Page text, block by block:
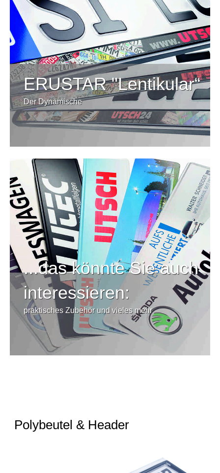
ERUSTAR "Lentikular“
Der Dynamische
...das könnte Sie auch
interessieren:
praktisches Zubehör und vieles mehr
Polybeutel & Header